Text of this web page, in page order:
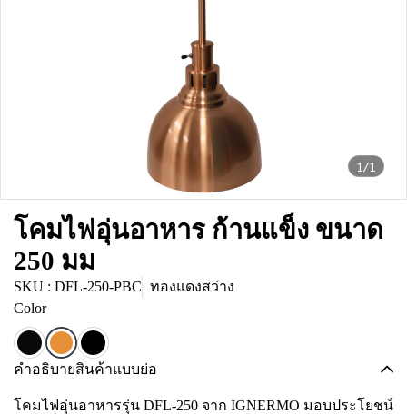
1/1
โคมไฟอุ่นอาหาร ก้านแข็ง ขนาด
250 มม
SKU : DFL-250-PBC ทองแดงสว่าง
Color
คำอธิบายสินค้าแบบย่อ
โคมไฟอุ่นอาหารรุ่น DFL-250 จาก IGNERMO มอบประโยชน์